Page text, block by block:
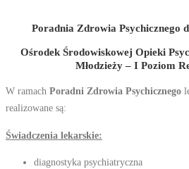
Poradnia Zdrowia Psychicznego
Ośrodek Środowiskowej Opieki
Młodzieży – I Poziom
W ramach Poradni Zdrowia Psychicznego
realizowane są:
Świadczenia lekarskie:
diagnostyka psychiatryczna